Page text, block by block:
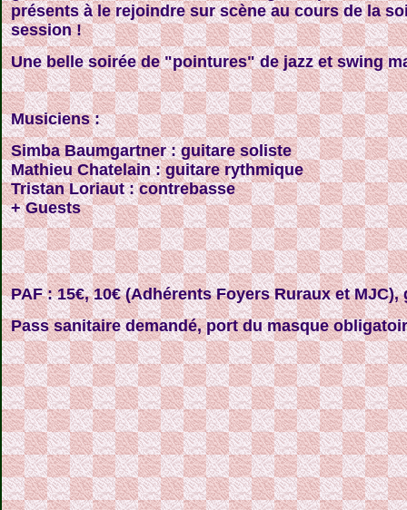
présents à le rejoindre sur scène au cours de la
session !
Une belle soirée de "pointures" de jazz et swing
Musiciens :
Simba Baumgartner : guitare soliste
Mathieu Chatelain : guitare rythmique
Tristan Loriaut : contrebasse
+ Guests
PAF : 15€, 10€ (Adhérents Foyers Ruraux et MJC),
Pass sanitaire demandé, port du masque